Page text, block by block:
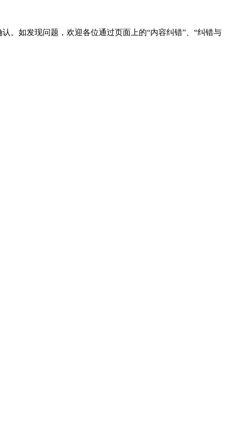
。如发现问题，欢迎各位通过页面上的“内容纠错”、“纠错与